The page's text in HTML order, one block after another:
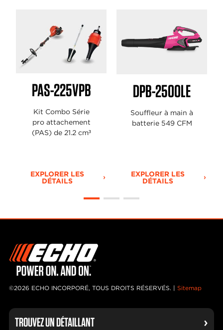
PAS-225VPB
Kit Combo Série
pro attachement
(PAS) de 21.2 cm³
EXPLORER LES
DÉTAILS
DPB-2500LE
Souffleur à main à
batterie 549 CFM
EXPLORER LES
DÉTAILS
©2026 ECHO INCORPORÉ, TOUS DROITS RÉSERVÉS. | Sitemap
TROUVEZ UN DÉTAILLANT